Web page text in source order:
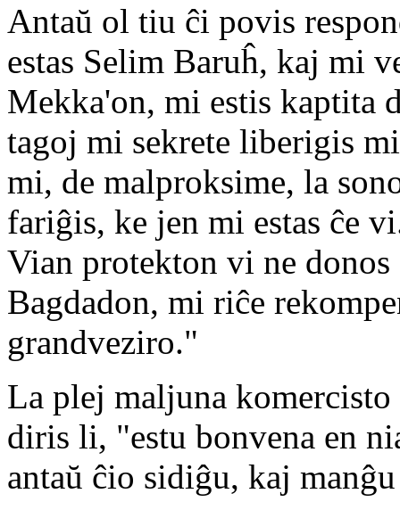
Antaŭ ol tiu ĉi povis
estas Selim Baruĥ, kaj mi
Mekka'on, mi estis kaptita
tagoj mi sekrete liberigis
mi, de malproksime, la
fariĝis, ke jen mi estas ĉe
Vian protekton vi ne
Bagdadon, mi riĉe
grandveziro."
La plej maljuna
diris li, "estu bonvena en
antaŭ ĉio sidiĝu, kaj